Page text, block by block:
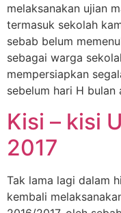
melaksanakan ujian
termasuk sekolah
sebab belum
sebagai warga
mempersiapkan
sebelum hari H
Kisi – kisi
2017
Tak lama lagi dalam
kembali